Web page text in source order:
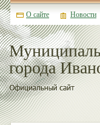
города
О сайте Новости